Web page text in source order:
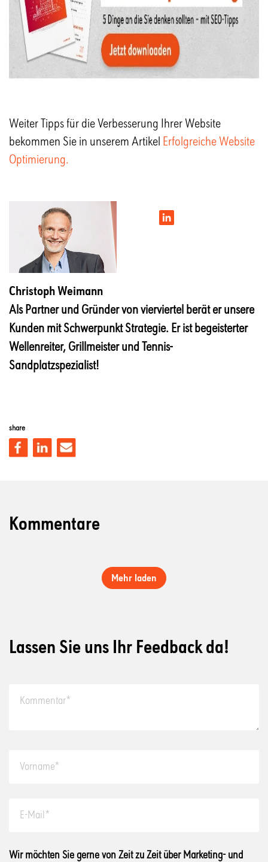
Weiter Tipps für die Verbesserung Ihrer Website
bekommen Sie in unserem Artikel Erfolgreiche Website
Optimierung.
Christoph Weimann
Als Partner und Gründer von vierviertel berät er unsere
Kunden mit Schwerpunkt Strategie. Er ist begeisterter
Wellenreiter, Grillmeister und Tennis-
Sandplatzspezialist!
share
Kommentare
Mehr laden
Lassen Sie uns Ihr Feedback da!
Wir möchten Sie gerne von Zeit zu Zeit über Marketing- und